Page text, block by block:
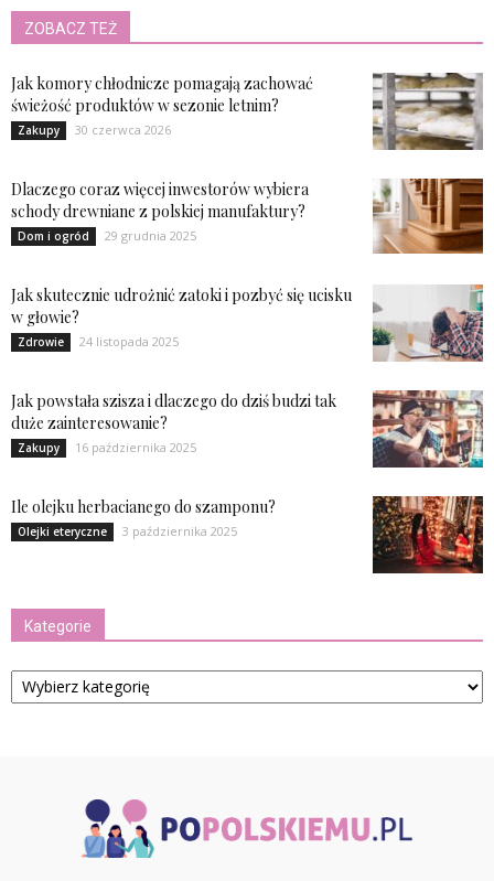
ZOBACZ TEŻ
Jak komory chłodnicze pomagają zachować
świeżość produktów w sezonie letnim?
Zakupy 30 czerwca 2026
Dlaczego coraz więcej inwestorów wybiera
schody drewniane z polskiej manufaktury?
Dom i ogród 29 grudnia 2025
Jak skutecznie udrożnić zatoki i pozbyć się ucisku
w głowie?
Zdrowie 24 listopada 2025
Jak powstała szisza i dlaczego do dziś budzi tak
duże zainteresowanie?
Zakupy 16 października 2025
Ile olejku herbacianego do szamponu?
Olejki eteryczne 3 października 2025
Kategorie
Kategorie